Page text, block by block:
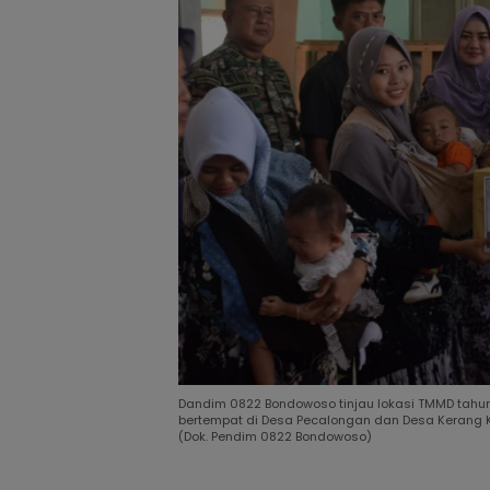
Dandim 0822 Bondowoso tinjau lokasi TMMD
bertempat di Desa Pecalongan dan Desa Kerang
(Dok. Pendim 0822 Bondowoso)